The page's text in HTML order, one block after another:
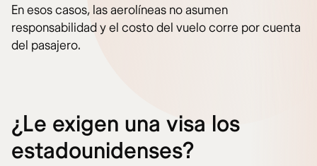
En esos casos, las aerolíneas no asumen
responsabilidad y el costo del vuelo corre por cuenta
del pasajero.
¿Le exigen una visa los
estadounidenses?